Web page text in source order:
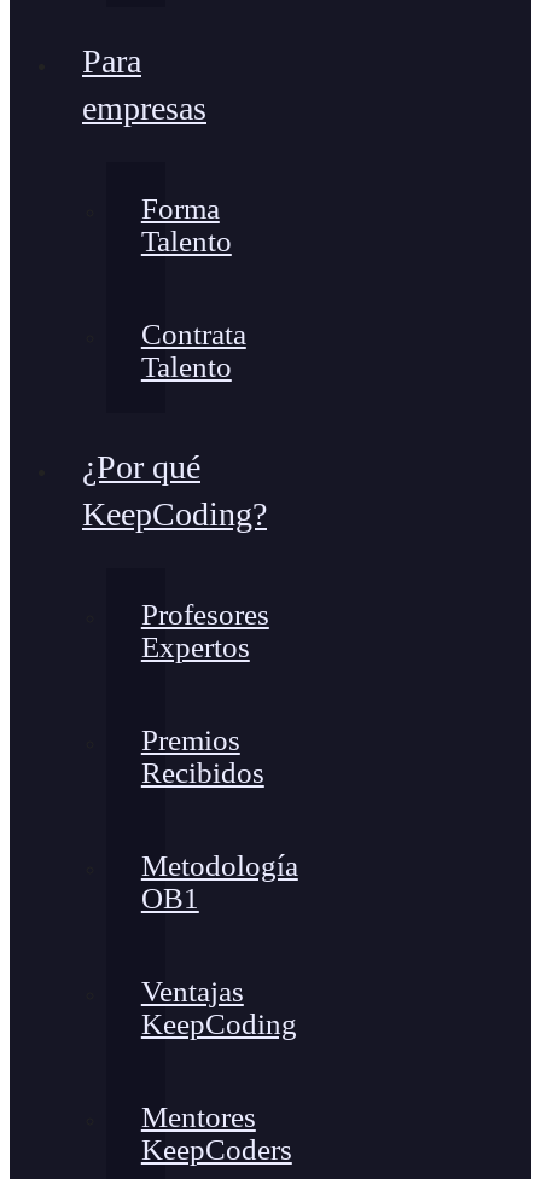
Para
empresas
Forma
Talento
Contrata
Talento
¿Por qué
KeepCoding?
Profesores
Expertos
Premios
Recibidos
Metodología
OB1
Ventajas
KeepCoding
Mentores
KeepCoders